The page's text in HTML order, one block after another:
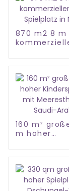
870 m2 8 m
160 m²
m hoher